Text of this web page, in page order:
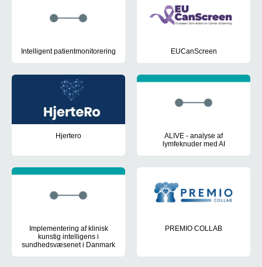
Intelligent patientmonitorering EUCanScreen
Hjertero
Udvikling af en datadrevet forudsigelsesmodel, der er i stand
ALIVE - analyse af
lymfeknuder med AI
Implementering af klinisk
kunstig intelligens i
sundhedsvæsenet i Danmark
PREMIO COLLAB